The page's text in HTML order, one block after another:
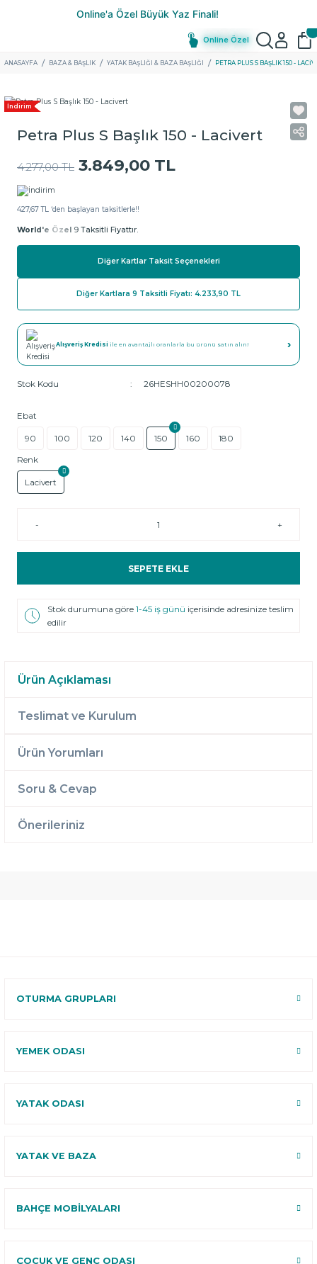
Online Özel
ANASAYFA BAZA & BAŞLIK YATAK BAŞLIĞI & BAZA BAŞLIĞI PETRA PLUS S BAŞLIK 150 -
İndirim
Petra Plus S Başlık 150 - Lacivert
4.277,00 TL 3.849,00 TL
427,67 TL ‘den başlayan taksitlerle!!
World'e Özel 9 Taksitli Fiyattır.
Diğer Kartlar Taksit Seçenekleri
Diğer Kartlara 9 Taksitli Fiyatı: 4.233,90 TL
Alışveriş Kredisi ile en avantajlı oranlarla bu ürünü satın alın! ›
Stok Kodu 26HESHH00200078
Ebat
90 100 120 140 150 160
180
Renk
Lacivert
- +
SEPETE EKLE
Stok durumuna göre1-45 iş günü içerisinde adresinize teslim
edilir
Ürün Açıklaması
Teslimat ve Kurulum
Ürün Yorumları
Soru & Cevap
Önerileriniz
OTURMA GRUPLARI
YEMEK ODASI
YATAK ODASI
YATAK VE BAZA
BAHÇE MOBİLYALARI
ÇOCUK VE GENÇ ODASI